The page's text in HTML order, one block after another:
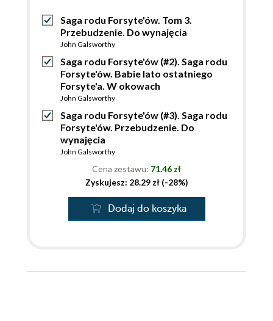
Saga rodu Forsyte'ów. Tom 3.
Przebudzenie. Do wynajęcia
John Galsworthy
Saga rodu Forsyte'ów (#2). Saga rodu
Forsyte'ów. Babie lato ostatniego
Forsyte'a. W okowach
John Galsworthy
Saga rodu Forsyte'ów (#3). Saga rodu
Forsyte'ów. Przebudzenie. Do
wynajęcia
John Galsworthy
Cena zestawu: 71.46 zł
Zyskujesz: 28.29 zł (-28%)
Dodaj do koszyka